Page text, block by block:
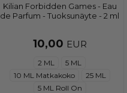
Kilian Forbidden Games - Eau
de Parfum - Tuoksunäyte - 2 ml
10,00 EUR
2 ML
5 ML
10 ML Matkakoko
25 ML
5 ML Roll On